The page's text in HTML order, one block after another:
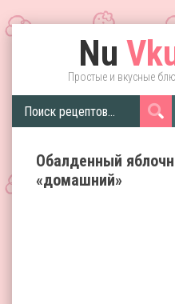
Nu
Простые и вкусные
Обалденный
«домашний»